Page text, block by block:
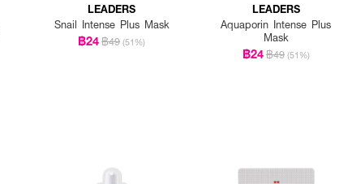
LEADERS
Snail Intense Plus Mask
฿24฿49 (51%)
LEADERS
Aquaporin Intense Plus
Mask
฿24฿49 (51%)